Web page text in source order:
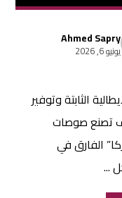
Ahmed Sapry
يونيو 6, 2026
الثابتة وتوفير
تصنع صوصات
الفارق في
...